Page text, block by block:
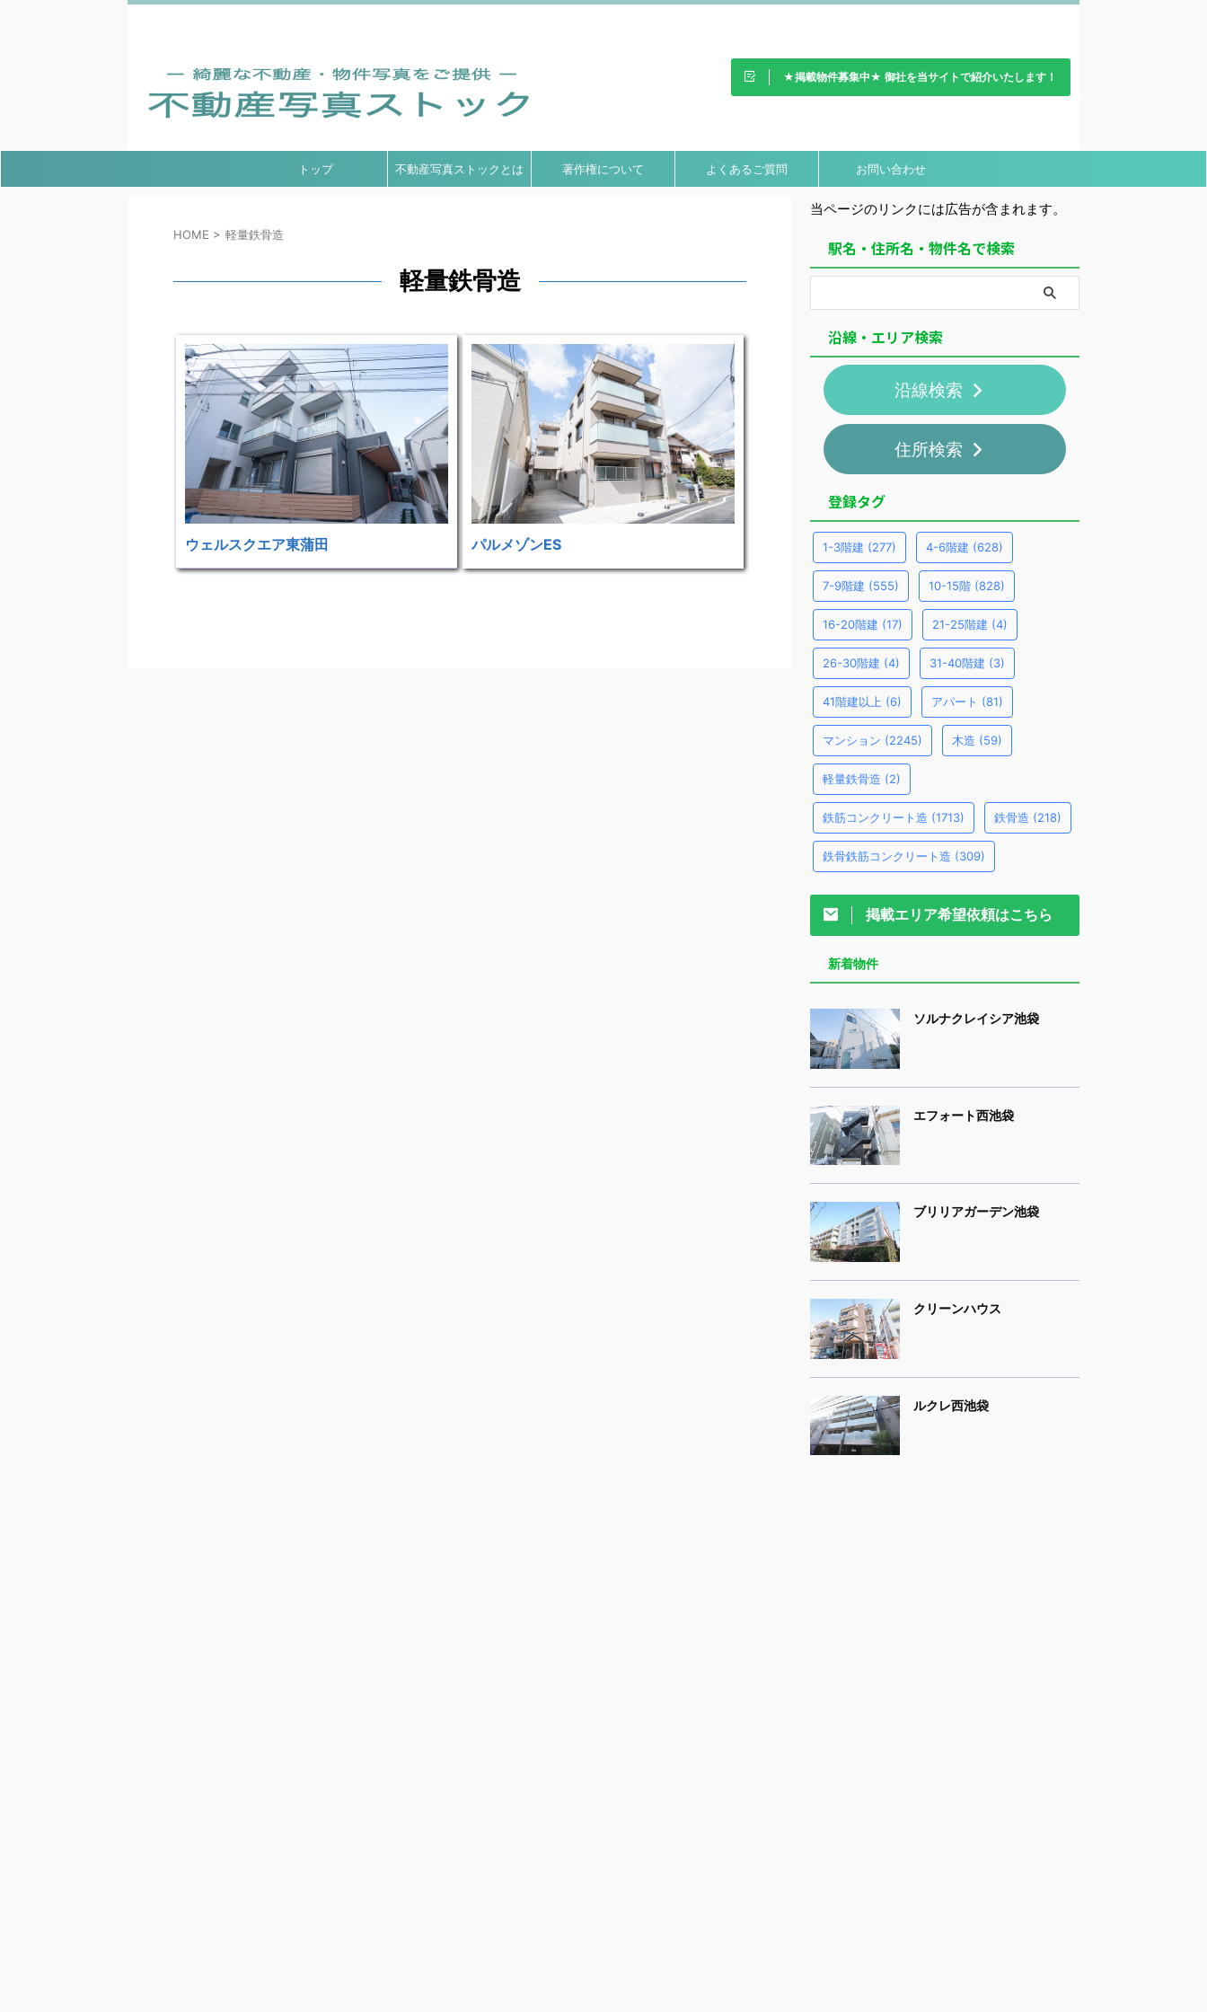
★掲載物件募集中★ 御社を当サイトで紹介いたします！
トップ 不動産写真ストックとは 著作権について よくあるご質問 お問い合わせ
HOME > 軽量鉄骨造
軽量鉄骨造
ウェルスクエア東蒲田 パルメゾンES
当ページのリンクには広告が含まれます。
駅名・住所名・物件名で検索
沿線・エリア検索
沿線検索
住所検索
登録タグ
1-3階建 (277) 4-6階建 (628)
7-9階建 (555) 10-15階 (828)
16-20階建 (17) 21-25階建 (4)
26-30階建 (4) 31-40階建 (3)
41階建以上 (6) アパート (81)
マンション (2245) 木造 (59)
軽量鉄骨造 (2)
鉄筋コンクリート造 (1713) 鉄骨造 (218)
鉄骨鉄筋コンクリート造 (309)
掲載エリア希望依頼はこちら
新着物件
ソルナクレイシア池袋
エフォート西池袋
ブリリアガーデン池袋
クリーンハウス
ルクレ西池袋